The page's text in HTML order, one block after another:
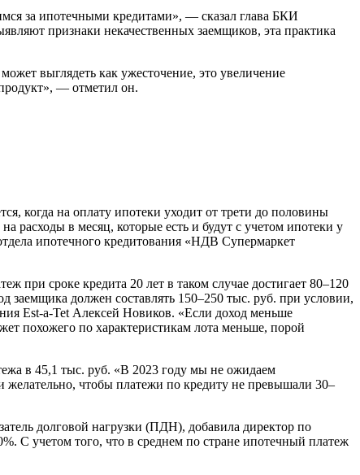
за ипотечными кредитами», — сказал глава БКИ
признаки некачественных заемщиков, эта практика
выглядеть как ужесточение, это увеличение
— отметил он.
когда на оплату ипотеки уходит от трети до половины
расходы в месяц, которые есть и будут с учетом ипотеки у
ипотечного кредитования «НДВ Супермаркет
при сроке кредита 20 лет в таком случае достигает 80–120
должен составлять 150–250 тыс. руб. при условии,
Est-a-Tet Алексей Новиков. «Если доход меньше
похожего по характеристикам лота меньше, порой
в 45,1 тыс. руб. «В 2023 году мы не ожидаем
желательно, чтобы платежи по кредиту не превышали 30–
долговой нагрузки (ПДН), добавила директор по
С учетом того, что в среднем по стране ипотечный платеж